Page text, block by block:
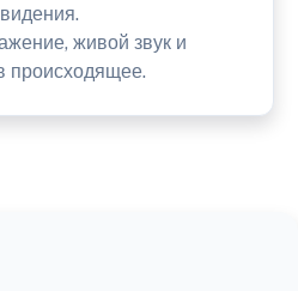
живой звук и
происходящее.